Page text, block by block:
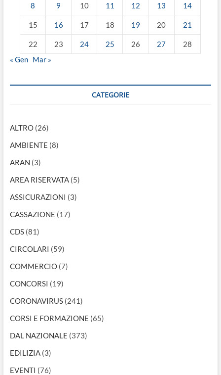
8 9 10 11 12 13 14
15 16 17 18 19 20 21
22 23 24 25 26 27
28
« Gen Mar »
CATEGORIE
ALTRO(26)
AMBIENTE (8)
ARAN (3)
AREA RISERVATA(5)
ASSICURAZIONI (3)
CASSAZIONE (17)
CDS(81)
CIRCOLARI (59)
COMMERCIO(7)
CONCORSI (19)
CORONAVIRUS(241)
CORSI E FORMAZIONE (65)
DAL NAZIONALE (373)
EDILIZIA(3)
EVENTI (76)